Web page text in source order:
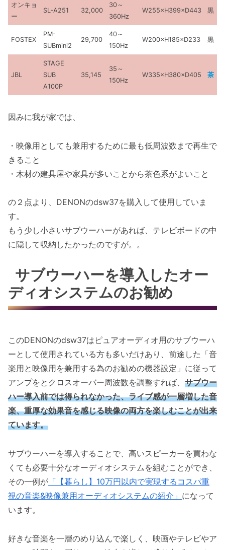
オンキョ
ー
SL-A251 32,000
30～
360Hz
W255×H399×D443 黒
FOSTEX
PM-
SUBmini2
29,700
40～
150Hz
W200×H185×D233 黒
JBL
STAGE
SUB
A100P
35,145
35～
150Hz
W335×H380×D405 茶
因みに我が家では、
・映像用としても兼用するために最も低周波数まで再生で
きること
・木材の建具屋や家具が多いことから茶色系がよいこと
の２点より、DENONのdsw37を購入して使用していま
す。
もう少し小さいサブウーハーがあれば、テレビボードの中
に隠して収納したかったのですが。。
サブウーハーを導入したオー
ディオシステムのお勧め
このDENONのdsw37はピュアオーディオ用のサブウーハ
ーとして使用されている方も多いだけあり、前途した「音
楽用と映像用を兼用する為のお勧めの機器設定」に従って
アンプをとクロスオーバー周波数を調整すれば、 サブウー
ハー導入前では得られなかった、ライブ感が一層増した音
楽、重厚な効果音を感じる映像の両方を楽しむことが出来
ています。
サブウーハーを導入することで、高いスピーカーを買わな
くても必要十分なオーディオシステムを組むことができ、
その一例が 「【暮らし】10万円以内で実現するコスパ重
視の音楽&映像兼用オーディオシステムの紹介」 になって
います。
好きな音楽を一層のめり込んで楽しく、映画やテレビやア